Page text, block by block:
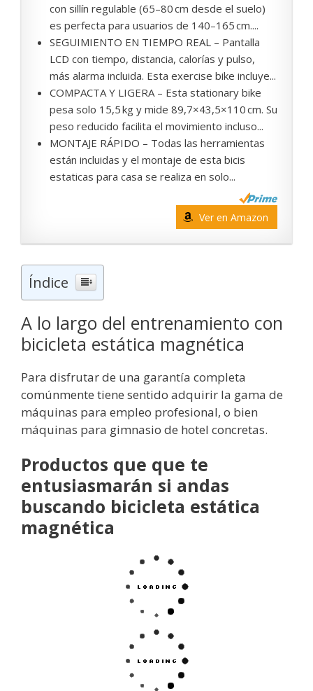
con sillín regulable (65–80 cm desde el suelo)
es perfecta para usuarios de 140–165 cm....
SEGUIMIENTO EN TIEMPO REAL – Pantalla
LCD con tiempo, distancia, calorías y pulso,
más alarma incluida. Esta exercise bike incluye...
COMPACTA Y LIGERA – Esta stationary bike
pesa solo 15,5 kg y mide 89,7×43,5×110 cm. Su
peso reducido facilita el movimiento incluso...
MONTAJE RÁPIDO – Todas las herramientas
están incluidas y el montaje de esta bicis
estaticas para casa se realiza en solo...
Ver en Amazon
Índice
A lo largo del entrenamiento con
bicicleta estática magnética
Para disfrutar de una garantía completa
comúnmente tiene sentido adquirir la gama de
máquinas para empleo profesional, o bien
máquinas para gimnasio de hotel concretas.
Productos que que te
entusiasmarán si andas
buscando bicicleta estática
magnética